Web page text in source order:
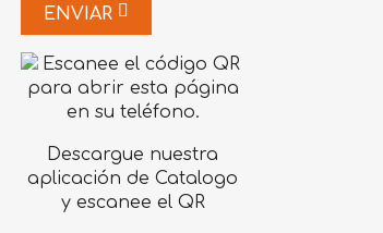
ENVIAR
Descargue nuestra
aplicación de Catalogo
y escanee el QR